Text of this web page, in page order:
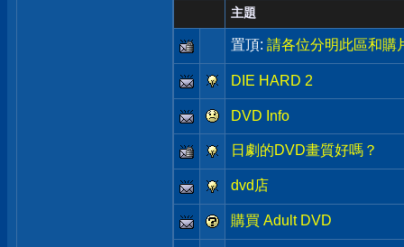
主題
置頂: 請各位分明此區和購
DIE HARD 2
DVD Info
日劇的DVD畫質好嗎？
dvd店
購買 Adult DVD